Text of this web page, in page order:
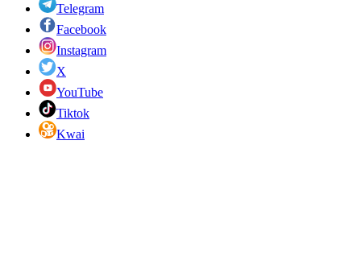
Telegram
Facebook
Instagram
X
YouTube
Tiktok
Kwai